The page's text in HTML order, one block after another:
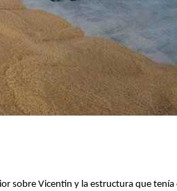
sobre Vicentin y la estructura que